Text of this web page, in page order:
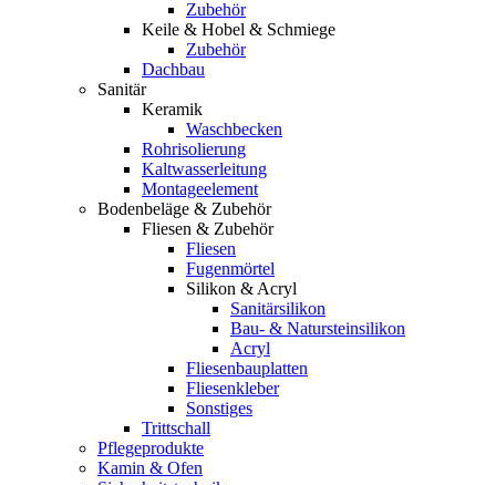
Zubehör
Keile & Hobel & Schmiege
Zubehör
Dachbau
Sanitär
Keramik
Waschbecken
Rohrisolierung
Kaltwasserleitung
Montageelement
Bodenbeläge & Zubehör
Fliesen & Zubehör
Fliesen
Fugenmörtel
Silikon & Acryl
Sanitärsilikon
Bau- & Natursteinsilikon
Acryl
Fliesenbauplatten
Fliesenkleber
Sonstiges
Trittschall
Pflegeprodukte
Kamin & Ofen